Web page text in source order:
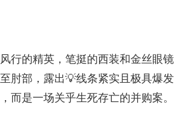
行的精英，笔挺的西装和金丝眼镜
肘部，露出💡线条紧实且极具爆发
而是一场关乎生死存亡的并购案。